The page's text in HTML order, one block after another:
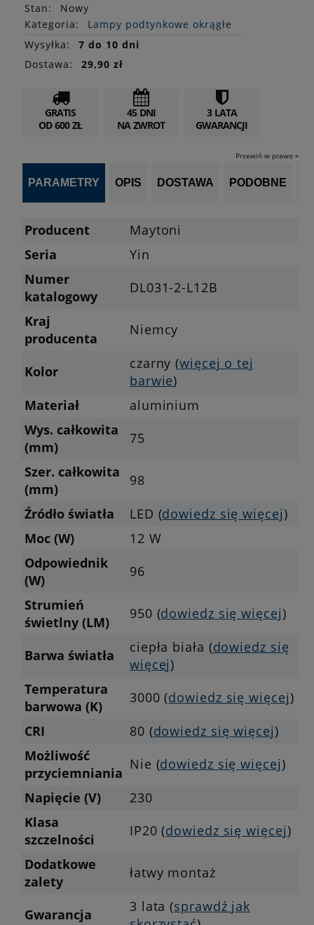
Stan:
Nowy
Kategoria:
Lampy podtynkowe okrągłe
Wysyłka:
7 do 10 dni
Dostawa:
29,90 zł
GRATIS
OD 600 ZŁ
45 DNI
NA ZWROT
3 LATA
GWARANCJI
Przewiń w prawo »
PARAMETRY OPIS DOSTAWA PODOBNE
Producent
Maytoni
Seria
Yin
Numer
katalogowy
DL031-2-L12B
Kraj
producenta
Niemcy
Kolor czarny (więcej o tej
barwie)
Materiał
aluminium
Wys. całkowita
(mm)
75
Szer. całkowita
(mm)
98
Źródło światła
LED (dowiedz się więcej)
Moc (W)
12 W
Odpowiednik
(W)
96
Strumień
świetlny (LM)
950 (dowiedz się więcej)
Barwa światła ciepła biała (dowiedz się
więcej)
Temperatura
barwowa (K)
3000 (dowiedz się więcej)
CRI
80 (dowiedz się więcej)
Możliwość
przyciemniania
Nie (dowiedz się więcej)
Napięcie (V)
230
Klasa
szczelności
IP20 (dowiedz się więcej)
Dodatkowe
zalety
łatwy montaż
Gwarancja 3 lata (sprawdź jak